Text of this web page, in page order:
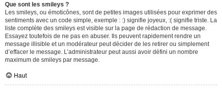
Que sont les smileys ?
Les smileys, ou émoticônes, sont de petites images utilisées pour exprimer des
sentiments avec un code simple, exemple : :) signifie joyeux, :( signifie triste. La
liste complète des smileys est visible sur la page de rédaction de message.
Essayez toutefois de ne pas en abuser. Ils peuvent rapidement rendre un
message illisible et un modérateur peut décider de les retirer ou simplement
d’effacer le message. L’administrateur peut aussi avoir défini un nombre
maximum de smileys par message.
Haut